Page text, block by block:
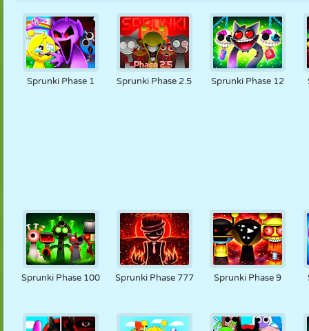
Sprunki Phase 1 Sprunki Phase 2.5 Sprunki Phase 12
Sprunki Phase 100 Sprunki Phase 777 Sprunki Phase 9